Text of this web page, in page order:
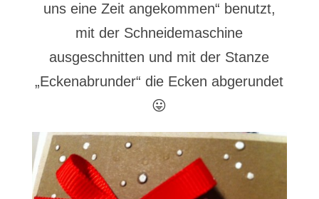
uns eine Zeit angekommen“ benutzt,
mit der Schneidemaschine
ausgeschnitten und mit der Stanze
„Eckenabrunder“ die Ecken abgerundet
😛